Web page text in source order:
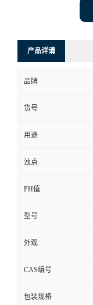
产品详请
品牌
货号
用途
浊点
PH值
型号
外观
CAS编号
包装规格